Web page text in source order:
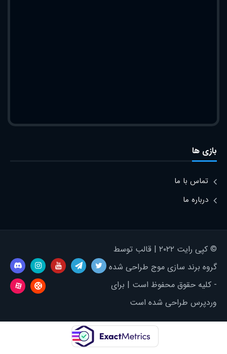
بازی ها
تماس با ما
درباره ما
© کپی رایت ۲۰۲۲ | قالب توسط
گروه برند سازی موج طراحی شده
- کلیه حقوق محفوظ است | برای
وردپرس طراحی شده است